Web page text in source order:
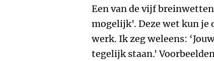
Een van de vijf
mogelijk'. Deze wet kun je
werk. Ik zeg weleens:
tegelijk staan.'